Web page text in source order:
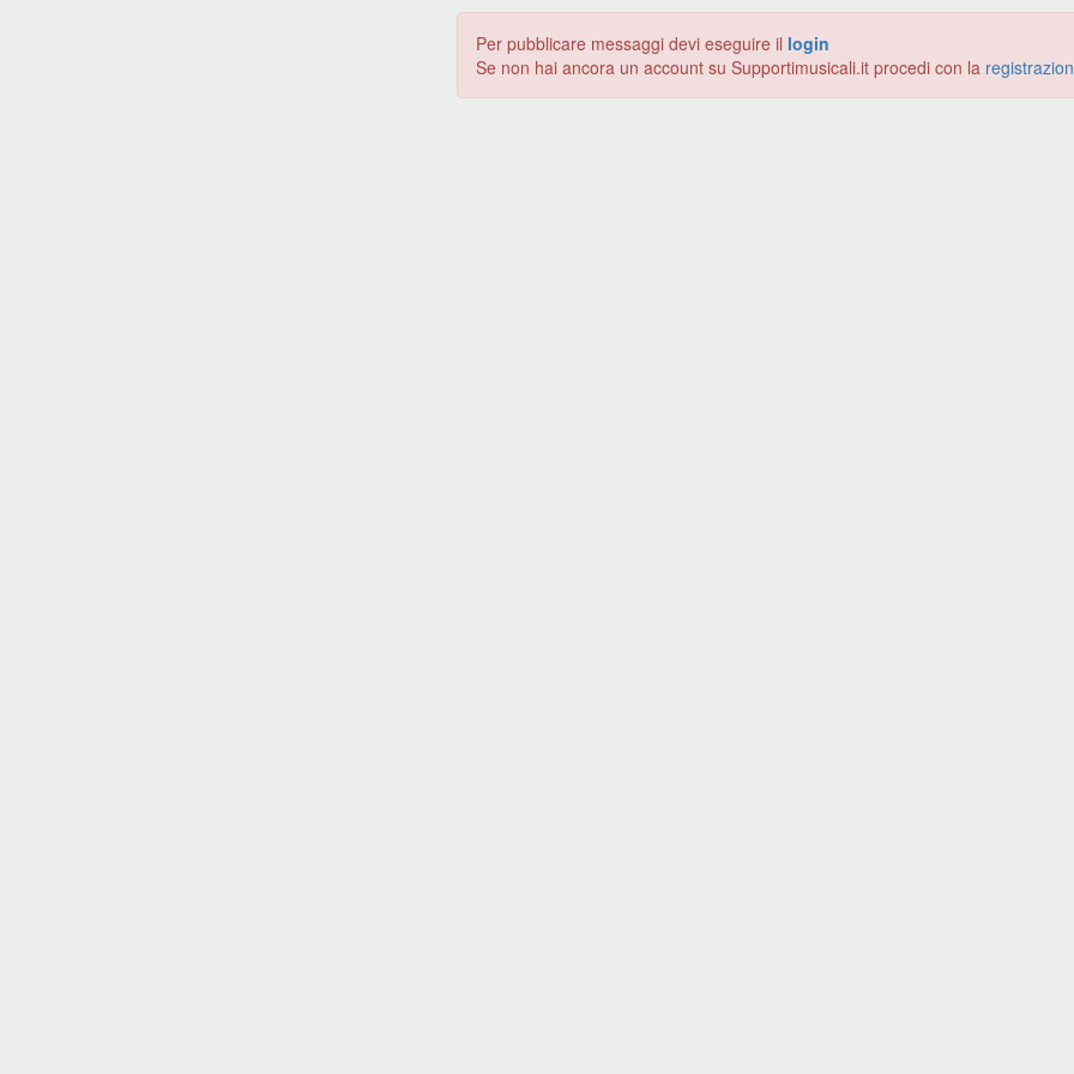
Per pubblicare messaggi devi eseguire il login
Se non hai ancora un account su Supportimusicali.it procedi con la